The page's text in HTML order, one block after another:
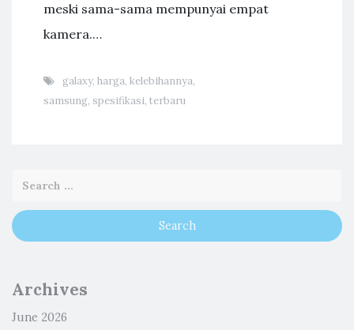
meski sama-sama mempunyai empat
kamera.…
galaxy, harga, kelebihannya,
samsung, spesifikasi, terbaru
Archives
June 2026